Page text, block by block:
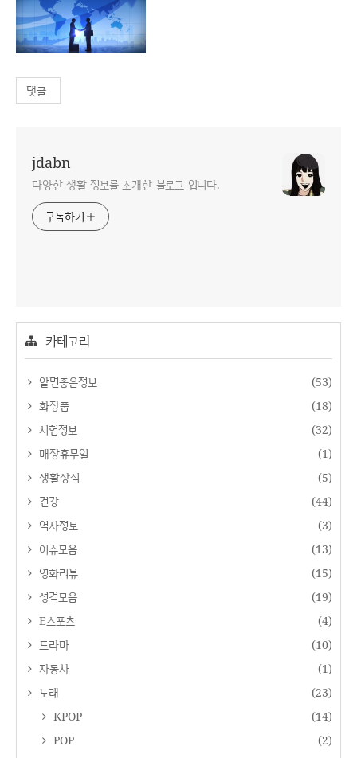
댓글
jdabn
다양한 생활 정보를 소개한 블로그 입니다.
구독하기
카테고리
알면좋은정보
(53)
화장품
(18)
시험정보
(32)
매장휴무일
(1)
생활상식
(5)
건강
(44)
역사정보
(3)
이슈모음
(13)
영화리뷰
(15)
성격모음
(19)
E스포츠
(4)
드라마
(10)
자동차
(1)
노래
(23)
KPOP
(14)
POP
(2)